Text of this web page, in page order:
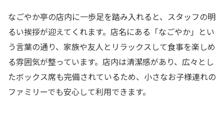
なごやか亭の店内に一歩足を踏み入れると、スタッフの明
るい挨拶が迎えてくれます。店名にある「なごやか」とい
う言葉の通り、家族や友人とリラックスして食事を楽しめ
る雰囲気が整っています。店内は清潔感があり、広々とし
たボックス席も完備されているため、小さなお子様連れの
ファミリーでも安心して利用できます。